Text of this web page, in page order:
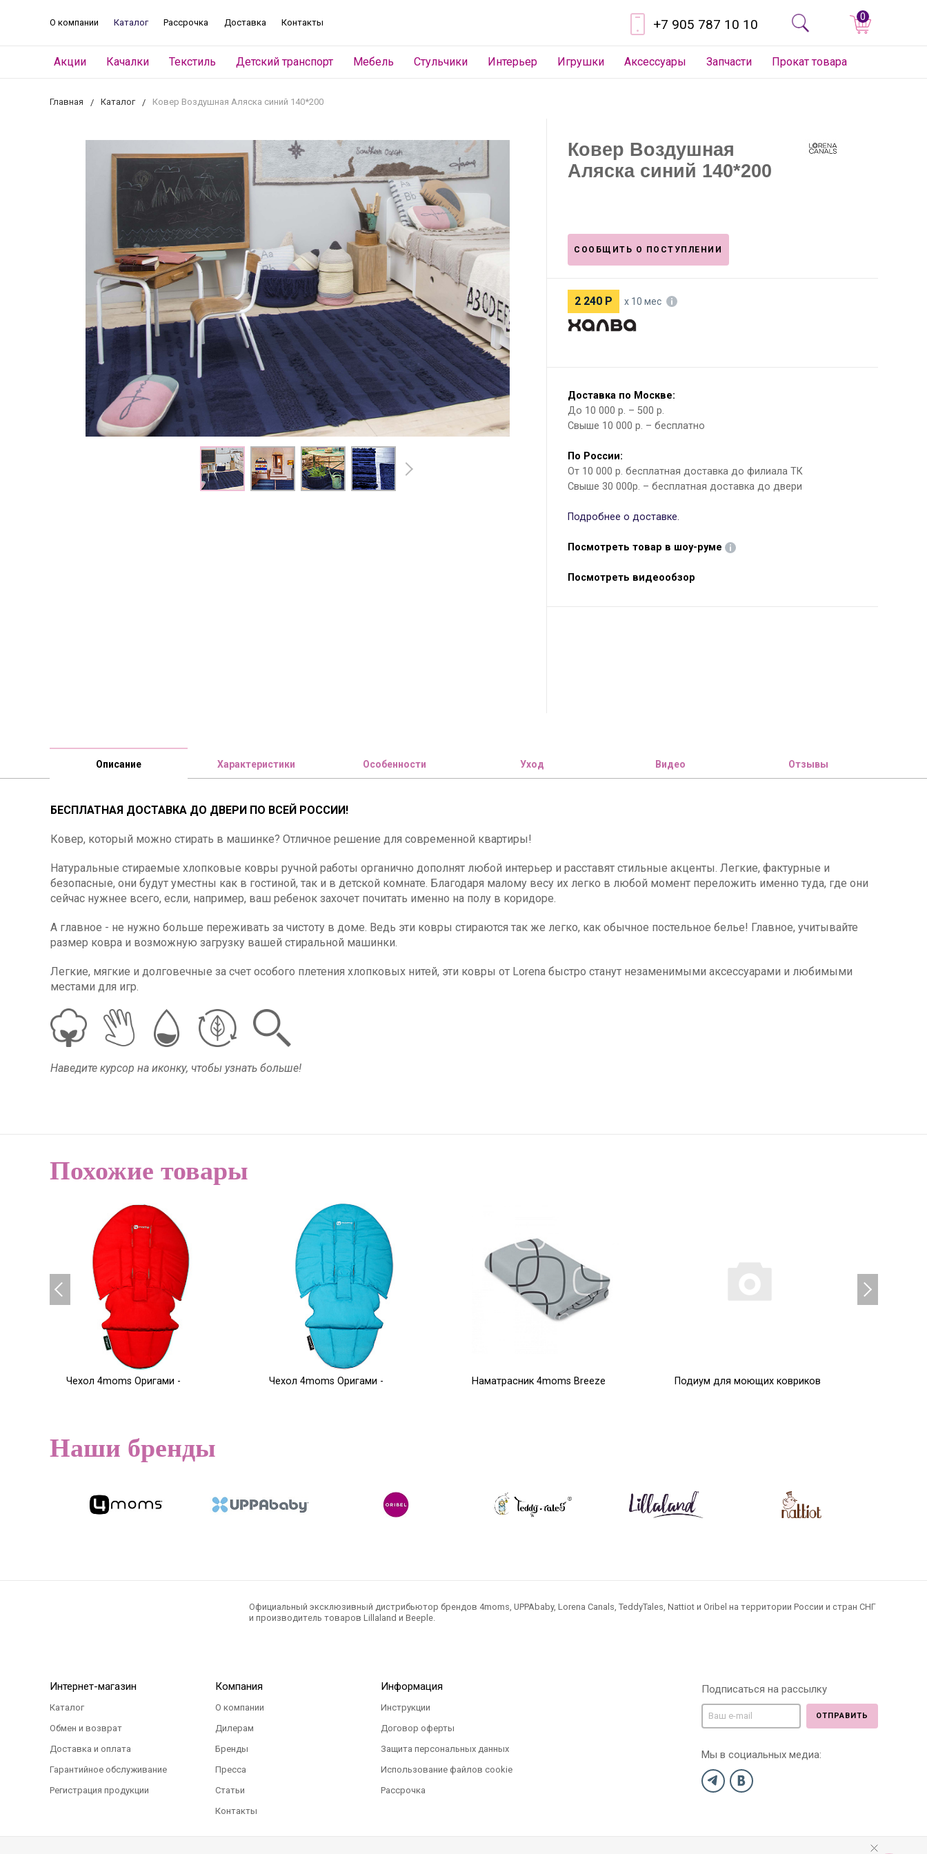
О компании Каталог Рассрочка Доставка Контакты +7 905 787 10 10 0
Акции Качалки Текстиль Детский транспорт Мебель Стульчики Интерьер Игрушки Аксессуары Запчасти Прокат товара
Главная Каталог Ковер Воздушная Аляска синий 140*200
Ковер Воздушная
Аляска синий 140*200
СООБЩИТЬ О ПОСТУПЛЕНИИ
2 240 Р х 10 мес
Доставка по Москве:
До 10 000 р. – 500 р.
Свыше 10 000 р. – бесплатно
По России:
От 10 000 р. бесплатная доставка до филиала ТК
Свыше 30 000р. – бесплатная доставка до двери
Подробнее о доставке.
Посмотреть товар в шоу-руме
Посмотреть видеообзор
Описание Характеристики Особенности Уход Видео Отзывы
БЕСПЛАТНАЯ ДОСТАВКА ДО ДВЕРИ ПО ВСЕЙ РОССИИ!
Ковер, который можно стирать в машинке? Отличное решение для современной квартиры!
Натуральные стираемые хлопковые ковры ручной работы органично дополнят любой интерьер и расставят стильные акценты. Легкие, фактурные и
безопасные, они будут уместны как в гостиной, так и в детской комнате. Благодаря малому весу их легко в любой момент переложить именно туда, где они
сейчас нужнее всего, если, например, ваш ребенок захочет почитать именно на полу в коридоре.
А главное - не нужно больше переживать за чистоту в доме. Ведь эти ковры стираются так же легко, как обычное постельное белье! Главное, учитывайте
размер ковра и возможную загрузку вашей стиральной машинки.
Легкие, мягкие и долговечные за счет особого плетения хлопковых нитей, эти ковры от Lorena быстро станут незаменимыми аксессуарами и любимыми
местами для игр.
Наведите курсор на иконку, чтобы узнать больше!
Похожие товары
Чехол 4moms Оригами -
Чехол 4moms Оригами -
Наматрасник 4moms Breeze
Подиум для моющих ковриков
Наши бренды
Официальный эксклюзивный дистрибьютор брендов 4moms, UPPAbaby, Lorena Canals, TeddyTales, Nattiot и Oribel на территории России и стран СНГ
и производитель товаров Lillaland и Beeple.
Интернет-магазин
Каталог
Обмен и возврат
Доставка и оплата
Гарантийное обслуживание
Регистрация продукции
Компания
О компании
Дилерам
Бренды
Пресса
Статьи
Контакты
Информация
Инструкции
Договор оферты
Защита персональных данных
Использование файлов cookie
Рассрочка
Подписаться на рассылку
ОТПРАВИТЬ
Мы в социальных медиа: